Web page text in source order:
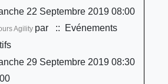
22 Septembre 2019 08:00
Agility par
:: Evénements
29 Septembre 2019 08:30